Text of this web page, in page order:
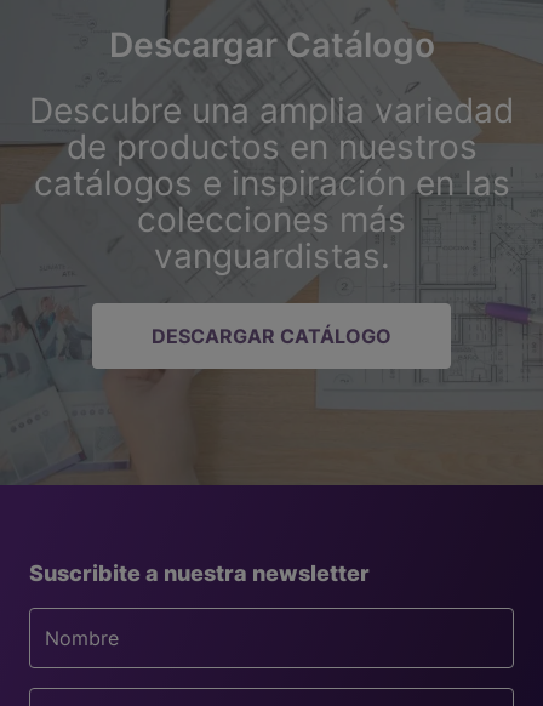
Descargar Catálogo
Descubre una amplia variedad
de productos en nuestros
catálogos e inspiración en las
colecciones más
vanguardistas.
DESCARGAR CATÁLOGO
Suscribite a nuestra newsletter